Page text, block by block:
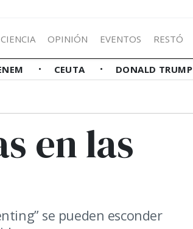
CIENCIA OPINIÓN EVENTOS RESTÓ
CEUTA DONALD TRUMP
en las
se pueden esconder